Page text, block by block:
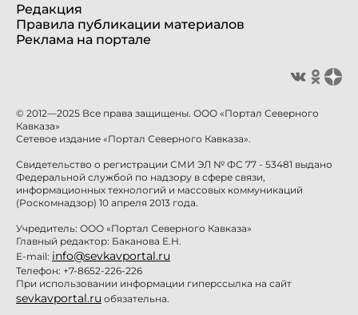
Редакция
Правила публикации материалов
Реклама на портале
© 2012—2025 Все права защищены. ООО «Портал Северного
Кавказа»
Сетевое издание «Портал Северного Кавказа».
Свидетельство о регистрации СМИ ЭЛ № ФС 77 - 53481 выдано
Федеральной службой по надзору в сфере связи,
информационных технологий и массовых коммуникаций
(Роскомнадзор) 10 апреля 2013 года.
Учредитель: ООО «Портал Северного Кавказа»
Главный редактор: Баканова Е.Н.
E-mail: info@sevkavportal.ru
Телефон: +7-8652-226-226
При использовании информации гиперссылка на сайт
sevkavportal.ru обязательна.